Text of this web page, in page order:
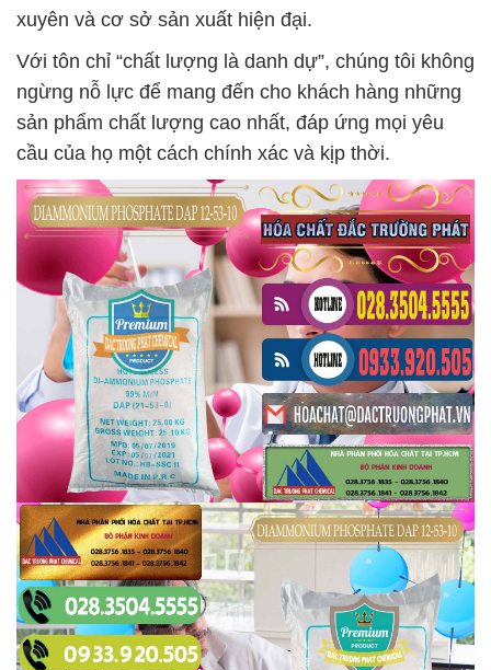
xuyên và cơ sở sản xuất hiện đại.
Với tôn chỉ “chất lượng là danh dự”, chúng tôi không
ngừng nỗ lực để mang đến cho khách hàng những
sản phẩm chất lượng cao nhất, đáp ứng mọi yêu
cầu của họ một cách chính xác và kịp thời.